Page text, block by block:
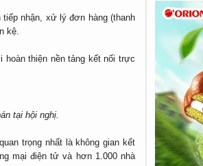
tiếp nhận, xử lý đơn hàng (thanh
kệ.
thiện nền tảng kết nối trực
tại hội nghị.
trọng nhất là không gian kết
mại điện tử và hơn 1.000 nhà